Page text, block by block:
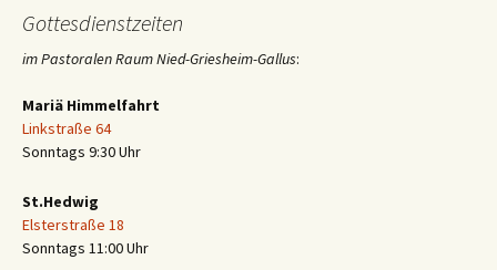
Gottesdienstzeiten
im Pastoralen Raum Nied-Griesheim-Gallus:
Mariä Himmelfahrt
Linkstraße 64
Sonntags 9:30 Uhr
St.Hedwig
Elsterstraße 18
Sonntags 11:00 Uhr